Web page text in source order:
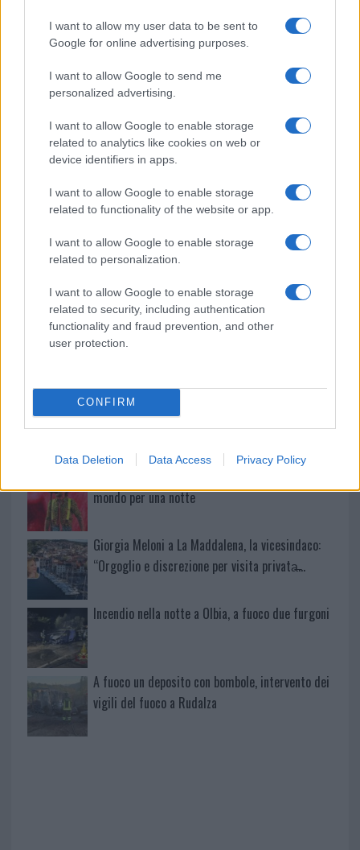
I want to allow my user data to be sent to
Google for online advertising purposes.
I want to allow Google to send me
personalized advertising.
I want to allow Google to enable storage
related to analytics like cookies on web or
device identifiers in apps.
I want to allow Google to enable storage
related to functionality of the website or app.
I want to allow Google to enable storage
related to personalization.
I want to allow Google to enable storage
related to security, including authentication
functionality and fraud prevention, and other
user protection.
CONFIRM
Data Deletion Data Access Privacy Policy
Condividi l'articolo
F
a
ce
b
o
o
k
T
w
it
te
r
Pi
n
te
re
st
W
h
at
s
A
p
p
S
a
Articolo precedente
Prossimo articolo
Sangue, musica e solidarietà con Avis Olbia al
Delta Center
Meteo Olbia 9 agosto, temperature in calo
Salmo finisce in ospedale a Catania, ma il tour
va avanti: “Sicilia, ci sono”
mondo per una notte
Giorgia Meloni a La Maddalena, la vicesindaco:
“Orgoglio e discrezione per visita privata̶…
Incendio nella notte a Olbia, a fuoco due furgoni
A fuoco un deposito con bombole, intervento dei
vigili del fuoco a Rudalza